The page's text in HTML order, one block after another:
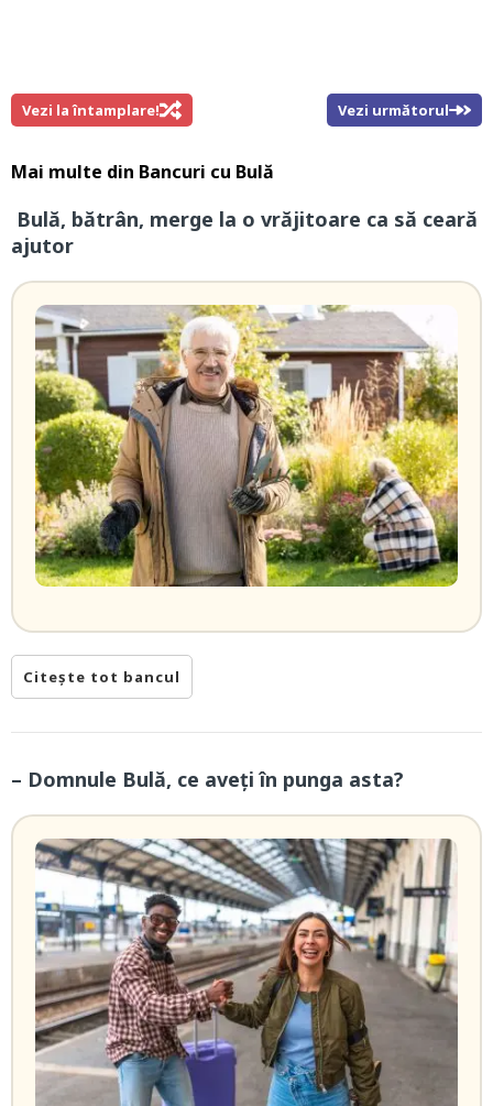
Vezi la întamplare! Vezi următorul
Mai multe din Bancuri cu Bulă
Bulă, bătrân, merge la o vrăjitoare ca să ceară
ajutor
Citește tot bancul
– Domnule Bulă, ce aveți în punga asta?